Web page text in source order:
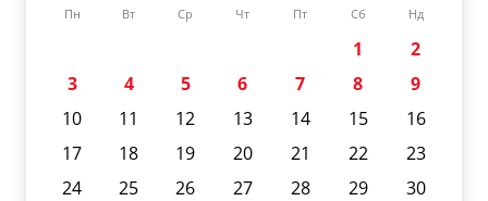
Пн Вт Ср Чт Пт Сб Нд
1
2
3
4 5 6 7 8
9
10
11 12 13 14 15
16
17
18 19 20 21 22
23
24
25 26 27 28 29
30